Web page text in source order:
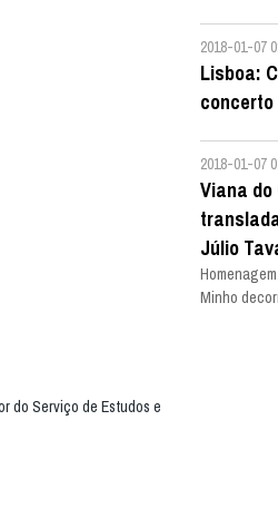
do Serviço de Estudos e
2018-01-07
Lisboa:
concerto
2018-01-07
Viana
Júlio
Minho